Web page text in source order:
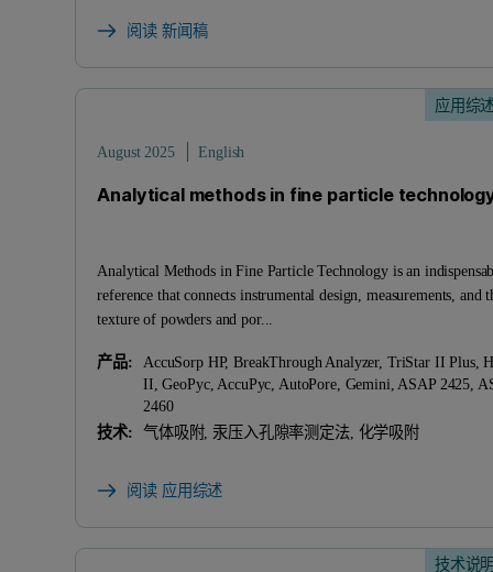
阅读 新闻稿
应用综
August 2025 English
Analytical methods in fine particle
Analytical Methods in Fine Particle Technology is an
reference that connects instrumental design, measurements, and
texture of powders and por...
产品:
AccuSorp HP, BreakThrough Analyzer, TriStar II Plus,
II, GeoPyc, AccuPyc, AutoPore, Gemini, ASAP 2425,
2460
技术:
气体吸附, 汞压入孔隙率测定法, 化学吸附
阅读 应用综述
技术说